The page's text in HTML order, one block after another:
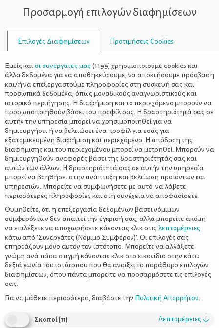
ΣΥΜΒΟΥΛΟΙ
ΑΝΑΤΡΟΦΉ
Παππούδες και εγγόνια: Σχέση ζωής
Προσαρμογή επιλογών διαφημίσεων
Επιλογές Διαφημίσεων Προτιμήσεις Cookies
Εμείς καιοι συνεργάτες μας (1199) χρησιμοποιούμε cookies και
άλλα δεδομένα για να αποθηκεύσουμε, να αποκτήσουμε πρόσβαση
και/ή να επεξεργαστούμε πληροφορίες στη συσκευή σας και
προσωπικά δεδομένα, όπως μοναδικούς αναγνωριστικούς και
ιστορικό περιήγησης. Η διαφήμιση και το περιεχόμενο μπορούν να
προσωποποιηθούν βάσει του προφίλ σας. Η δραστηριότητά σας σε
αυτήν την υπηρεσία μπορεί να χρησιμοποιηθεί για να
δημιουργήσει ή να βελτιώσει ένα προφίλ για εσάς για
εξατομικευμένη διαφήμιση και περιεχόμενο. Η απόδοση της
διαφήμισης και του περιεχομένου μπορεί να μετρηθεί. Μπορούν να
δημιουργηθούν αναφορές βάσει της δραστηριότητάς σας και
αυτών των άλλων. Η δραστηριότητά σας σε αυτήν την υπηρεσία
μπορεί να βοηθήσει στην ανάπτυξη και βελτίωση προϊόντων και
υπηρεσιών. Μπορείτε να συμφωνήσετε με αυτό, να λάβετε
περισσότερες πληροφορίες και στη συνέχεια να αποφασίσετε.
Θυμηθείτε, ότι η επεξεργασία δεδομένων βάσει νόμιμων
συμφερόντων δεν απαιτεί την έγκρισή σας, αλλά μπορείτε ακόμη
να επιλέξετε να αποχωρήσετε κάνοντας κλικ στις λεπτομέρειες
κάτω από 'Συνεργάτες (Νόμιμο Συμφέρον)'. Οι επιλογές σας
επηρεάζουν μόνο αυτόν τον ιστότοπο. Μπορείτε να αλλάξετε
γνώμη ανά πάσα στιγμή κάνοντας κλικ στο εικονίδιο στην κάτω
δεξιά γωνία του ιστότοπου που θα ανοίξει το παράθυρο επιλογών
διαφημίσεων, όπου πάντα μπορείτε να προσαρμόσετε τις επιλογές
σας.
Για να μάθετε περισσότερα, διαβάστε την Πολιτική Απορρήτου.
Σκοποί(11) Λεπτομέρειες ↓